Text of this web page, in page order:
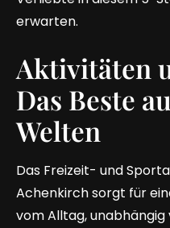
erwarten.
Aktivitäten
Das Beste
Welten
Das Freizeit- und
Achenkirch sorgt für
vom Alltag,